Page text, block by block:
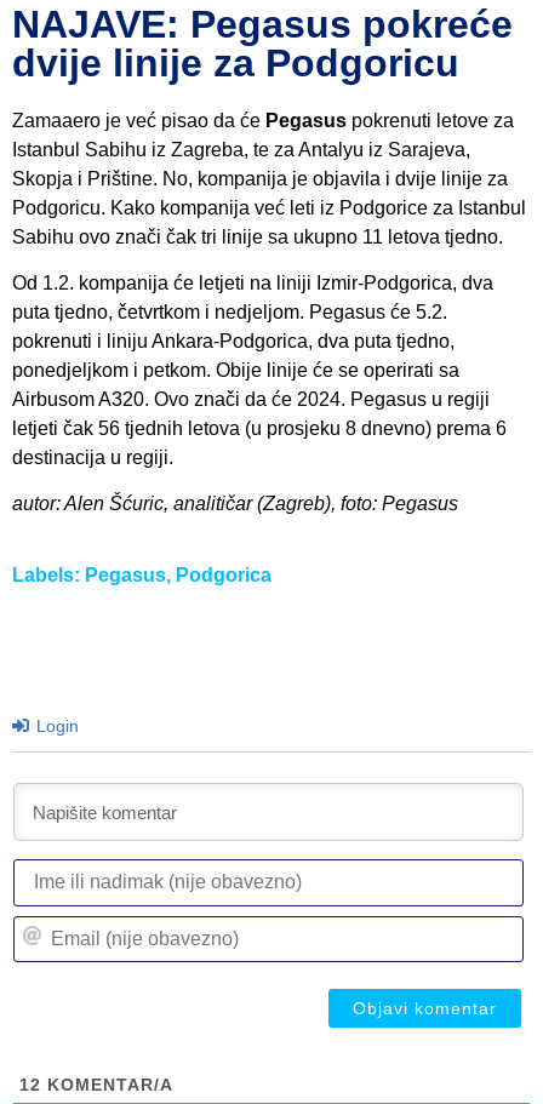
NAJAVE: Pegasus pokreće
dvije linije za Podgoricu
Zamaaero je već pisao da će Pegasus pokrenuti letove za
Istanbul Sabihu iz Zagreba, te za Antalyu iz Sarajeva,
Skopja i Prištine. No, kompanija je objavila i dvije linije za
Podgoricu. Kako kompanija već leti iz Podgorice za Istanbul
Sabihu ovo znači čak tri linije sa ukupno 11 letova tjedno.
Od 1.2. kompanija će letjeti na liniji Izmir-Podgorica, dva
puta tjedno, četvrtkom i nedjeljom. Pegasus će 5.2.
pokrenuti i liniju Ankara-Podgorica, dva puta tjedno,
ponedjeljkom i petkom. Obije linije će se operirati sa
Airbusom A320. Ovo znači da će 2024. Pegasus u regiji
letjeti čak 56 tjednih letova (u prosjeku 8 dnevno) prema 6
destinacija u regiji.
autor: Alen Šćuric, analitičar (Zagreb), foto: Pegasus
Labels: Pegasus, Podgorica
Login
12 KOMENTAR/A